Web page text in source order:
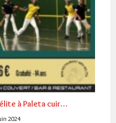
à Paleta cuir…
2024